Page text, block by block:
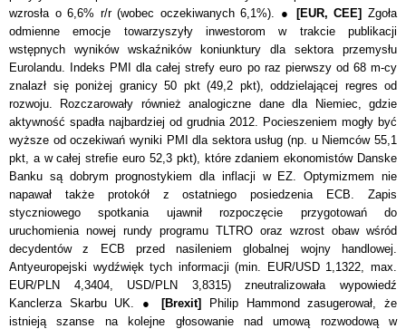
wzrosła o 6,6% r/r (wobec oczekiwanych 6,1%). ● [EUR, CEE]Zgoła
odmienne emocje towarzyszyły inwestorom w trakcie publikacji
wstępnych wyników wskaźników koniunktury dla sektora przemysłu
Eurolandu. Indeks PMI dla całej strefy euro po raz pierwszy od 68 m-cy
znalazł się poniżej granicy 50 pkt (49,2 pkt), oddzielającej regres od
rozwoju. Rozczarowały również analogiczne dane dla Niemiec, gdzie
aktywność spadła najbardziej od grudnia 2012. Pocieszeniem mogły być
wyższe od oczekiwań wyniki PMI dla sektora usług (np. u Niemców 55,1
pkt, a w całej strefie euro 52,3 pkt), które zdaniem ekonomistów Danske
Banku są dobrym prognostykiem dla inflacji w EZ. Optymizmem nie
napawał także protokół z ostatniego posiedzenia ECB. Zapis
styczniowego spotkania ujawnił rozpoczęcie przygotowań do
uruchomienia nowej rundy programu TLTRO oraz wzrost obaw wśród
decydentów z ECB przed nasileniem globalnej wojny handlowej.
Antyeuropejski wydźwięk tych informacji (min. EUR/USD 1,1322, max.
EUR/PLN 4,3404, USD/PLN 3,8315) zneutralizowała wypowiedź
Kanclerza Skarbu UK. ●[Brexit] Philip Hammond zasugerował, że
istnieją szanse na kolejne głosowanie nad umową rozwodową w